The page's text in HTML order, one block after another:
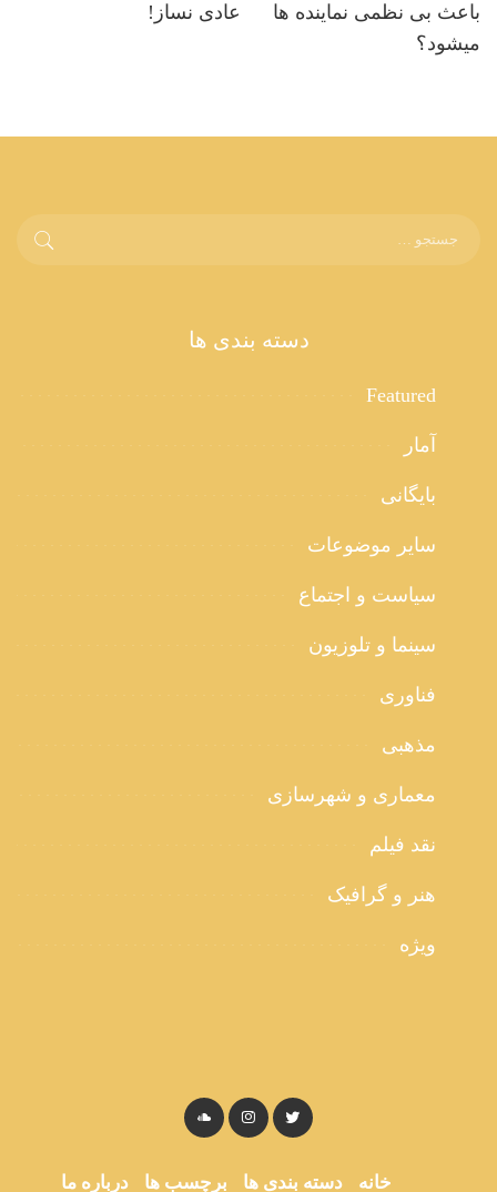
باعث بی نظمی نماینده ها
میشود؟
عادی نساز!
دسته بندی ها
Featured
آمار
بایگانی
سایر موضوعات
سیاست و اجتماع
سینما و تلوزیون
فناوری
مذهبی
معماری و شهرسازی
نقد فیلم
هنر و گرافیک
ویژه
خانه دسته بندی ها برچسب ها درباره ما